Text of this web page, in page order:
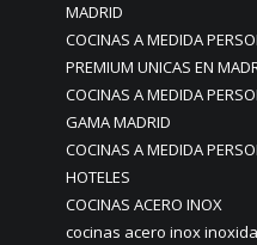
MADRID
COCINAS A MEDIDA
PREMIUM UNICAS EN
COCINAS A MEDIDA
GAMA MADRID
COCINAS A MEDIDA
HOTELES
COCINAS ACERO INOX
cocinas acero inox